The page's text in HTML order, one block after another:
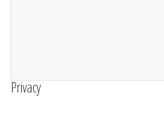
Privacy